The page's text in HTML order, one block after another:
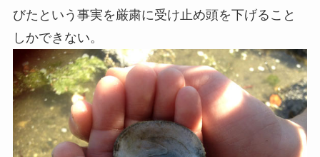
びたという事実を厳粛に受け止め頭を下げること
しかできない。